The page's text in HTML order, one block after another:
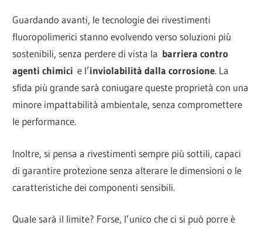
Guardando avanti, le tecnologie dei rivestimenti
fluoropolimerici stanno evolvendo verso soluzioni più
sostenibili, senza perdere di vista la barriera contro
agenti chimici e l’inviolabilità dalla corrosione. La
sfida più grande sarà coniugare queste proprietà con una
minore impattabilità ambientale, senza compromettere
le performance.
Inoltre, si pensa a rivestimenti sempre più sottili, capaci
di garantire protezione senza alterare le dimensioni o le
caratteristiche dei componenti sensibili.
Quale sarà il limite? Forse, l’unico che ci si può porre è